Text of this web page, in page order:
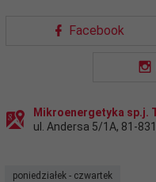
Facebook
Mikroenergetyka sp.j.
ul. Andersa 5/1A, 81-831
poniedziałek - czwartek